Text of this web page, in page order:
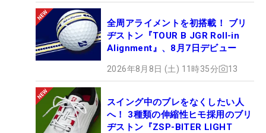
全周アライメントを初搭載！ ブリ
ヂストン『TOUR B JGR Roll-in
Alignment』、8月7日デビュー
2026年8月8日 (土) 11時35分 13
スイング中のブレをなくしたい人
へ！ 3種類の伸縮性ヒモ採用のブリ
ヂストン『ZSP-BITER LIGHT